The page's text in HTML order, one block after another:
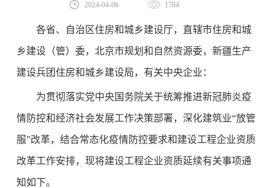
2024-04-06 1784
各省、自治区住房和城乡建设厅，直辖市住房和城
乡建设（管）委，北京市规划和自然资源委，新疆生产
建设兵团住房和城乡建设局，有关中央企业：
为贯彻落实党中央国务院关于统筹推进新冠肺炎疫
情防控和经济社会发展工作决策部署，深化建筑业“放管
服”改革，结合常态化疫情防控要求和建设工程企业资质
改革工作安排，现将建设工程企业资质延续有关事项通
知如下。